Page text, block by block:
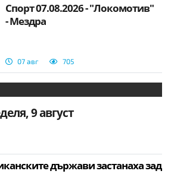
Спорт 07.08.2026 - "Локомотив"
- Мездра
07 авг 705
9 август
държави застанаха зад